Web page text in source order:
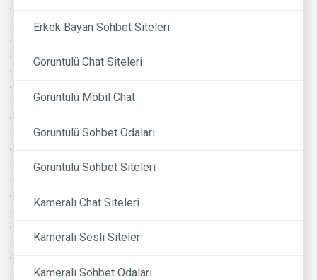
Erkek Bayan Sohbet Siteleri
Görüntülü Chat Siteleri
Görüntülü Mobil Chat
Görüntülü Sohbet Odaları
Görüntülü Sohbet Siteleri
Kameralı Chat Siteleri
Kameralı Sesli Siteler
Kameralı Sohbet Odaları